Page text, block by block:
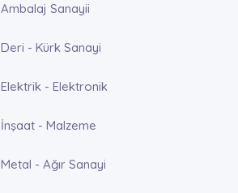
Ambalaj Sanayii
Deri - Kürk Sanayi
Elektrik - Elektronik
İnşaat - Malzeme
Metal - Ağır Sanayi